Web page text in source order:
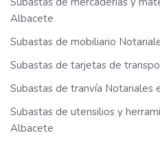
Albacete
Subastas de mobiliario
Subastas de tarjetas de
Subastas de tranvía Notariales
Subastas de utensilios y
Albacete